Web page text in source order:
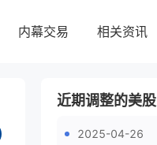
内幕交易 相关资讯
近期调整的美股
2025-04-26